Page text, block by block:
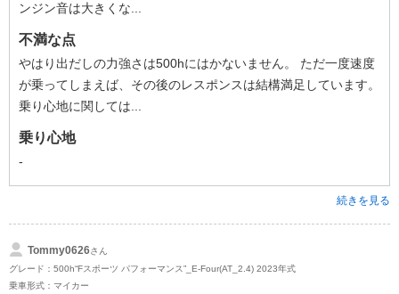
ンジン音は大きくな...
不満な点
やはり出だしの力強さは500hにはかないません。 ただ一度速度
が乗ってしまえば、その後のレスポンスは結構満足しています。
乗り心地に関しては...
乗り心地
-
続きを見る
Tommy0626さん
グレード：500h“Fスポーツ パフォーマンス”_E-Four(AT_2.4) 2023年式
乗車形式：マイカー